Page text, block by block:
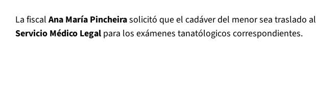
La fiscal Ana María Pincheirasolicitó que el cadáver del menor sea traslado al
Servicio Médico Legal para los exámenes tanatólogicos correspondientes.